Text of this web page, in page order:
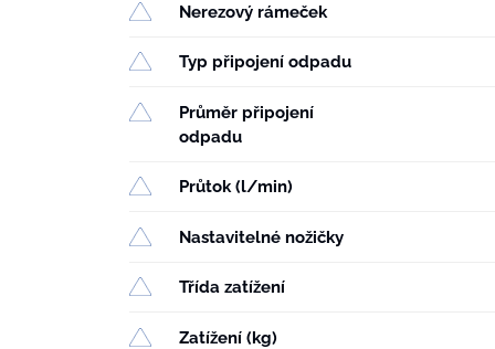
Nerezový rámeček
Typ připojení odpadu
Průměr připojení
odpadu
Průtok (l/min)
Nastavitelné nožičky
Třída zatížení
Zatížení (kg)